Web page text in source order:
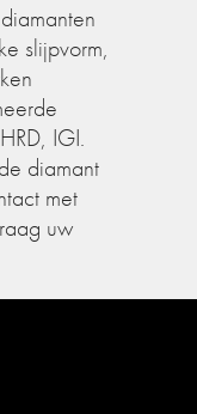
slijpvorm,
IGI.
diamant
met
uw